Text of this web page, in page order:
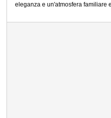
eleganza e un'atmosfera familiare e